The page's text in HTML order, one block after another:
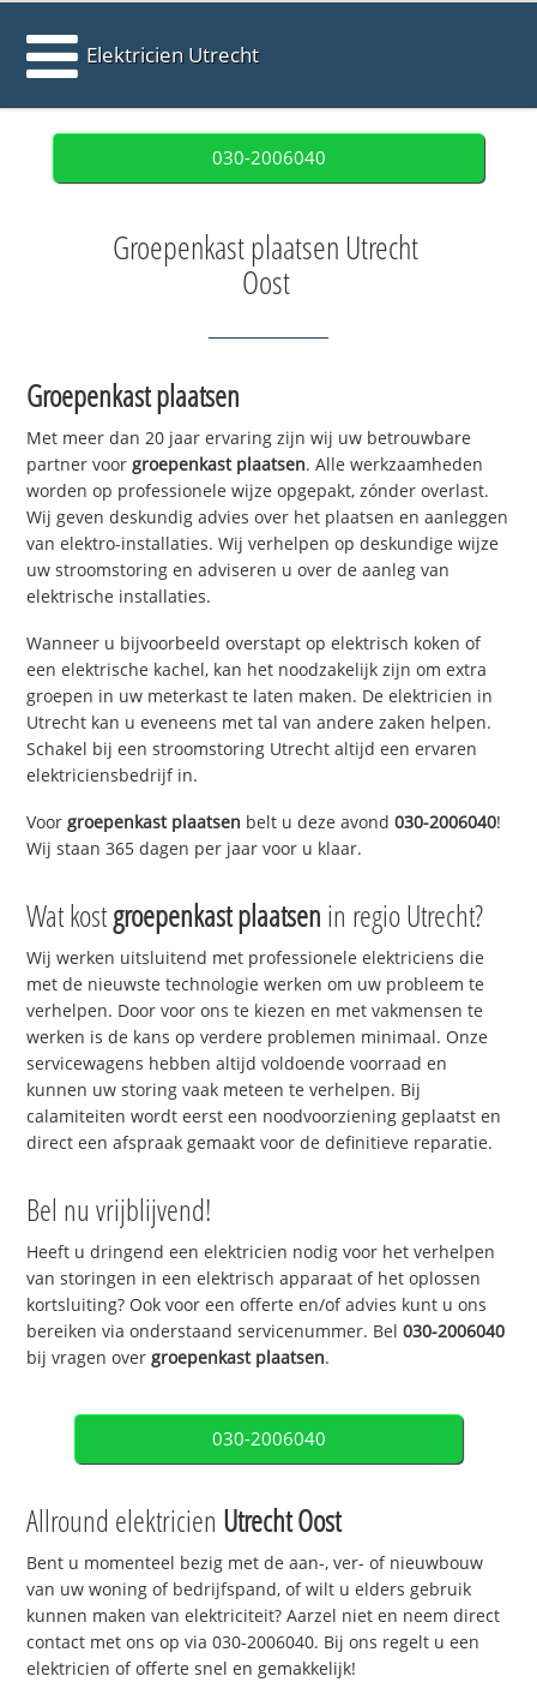
Elektricien Utrecht
030-2006040
Groepenkast plaatsen Utrecht
Oost
Groepenkast plaatsen
Met meer dan 20 jaar ervaring zijn wij uw betrouwbare
partner voorgroepenkast plaatsen. Alle werkzaamheden
worden op professionele wijze opgepakt, zónder overlast.
Wij geven deskundig advies over het plaatsen en aanleggen
van elektro-installaties. Wij verhelpen op deskundige wijze
uw stroomstoring en adviseren u over de aanleg van
elektrische installaties.
Wanneer u bijvoorbeeld overstapt op elektrisch koken of
een elektrische kachel, kan het noodzakelijk zijn om extra
groepen in uw meterkast te laten maken. De elektricien in
Utrecht kan u eveneens met tal van andere zaken helpen.
Schakel bij een stroomstoring Utrecht altijd een ervaren
elektriciensbedrijf in.
Voorgroepenkast plaatsen belt u deze avond030-2006040!
Wij staan 365 dagen per jaar voor u klaar.
Wat kostgroepenkast plaatsen in regio Utrecht?
Wij werken uitsluitend met professionele elektriciens die
met de nieuwste technologie werken om uw probleem te
verhelpen. Door voor ons te kiezen en met vakmensen te
werken is de kans op verdere problemen minimaal. Onze
servicewagens hebben altijd voldoende voorraad en
kunnen uw storing vaak meteen te verhelpen. Bij
calamiteiten wordt eerst een noodvoorziening geplaatst en
direct een afspraak gemaakt voor de definitieve reparatie.
Bel nu vrijblijvend!
Heeft u dringend een elektricien nodig voor het verhelpen
van storingen in een elektrisch apparaat of het oplossen
kortsluiting? Ook voor een offerte en/of advies kunt u ons
bereiken via onderstaand servicenummer. Bel030-2006040
bij vragen over groepenkast plaatsen.
030-2006040
Allround elektricien Utrecht Oost
Bent u momenteel bezig met de aan-, ver- of nieuwbouw
van uw woning of bedrijfspand, of wilt u elders gebruik
kunnen maken van elektriciteit? Aarzel niet en neem direct
contact met ons op via 030-2006040. Bij ons regelt u een
elektricien of offerte snel en gemakkelijk!